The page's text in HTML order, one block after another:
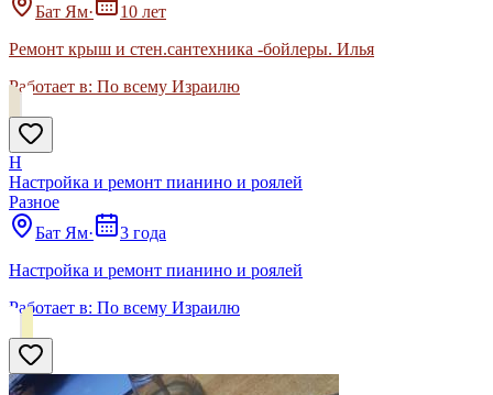
Бат Ям·
10 лет
Ремонт крыш и стен.сантехника -бойлеры. Илья
Работает в: По всему Израилю
Н
Настройка и ремонт пианино и роялей
Разное
Бат Ям·
3 года
Настройка и ремонт пианино и роялей
Работает в: По всему Израилю